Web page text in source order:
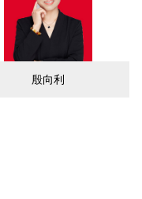
殷向利